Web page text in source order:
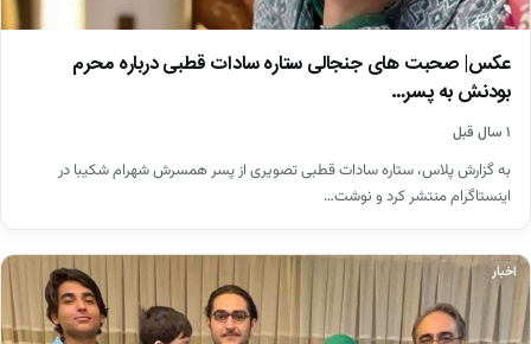
عکس| صحبت های جنجالی ستاره سادات قطبی درباره محرم
بودنش به پسر…
۱ سال قبل
به گزارش پلاس، ستاره سادات قطبی تصویری از پسر همسرش شهرام شکیبا در
اینستاگرام منتشر کرد و نوشت…
اخبار